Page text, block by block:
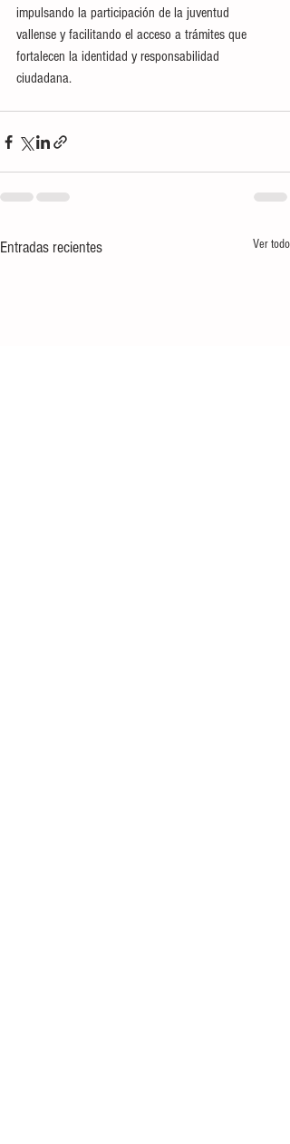
impulsando la participación de la juventud
vallense y facilitando el acceso a trámites que
fortalecen la identidad y responsabilidad
ciudadana.
Entradas recientes Ver todo